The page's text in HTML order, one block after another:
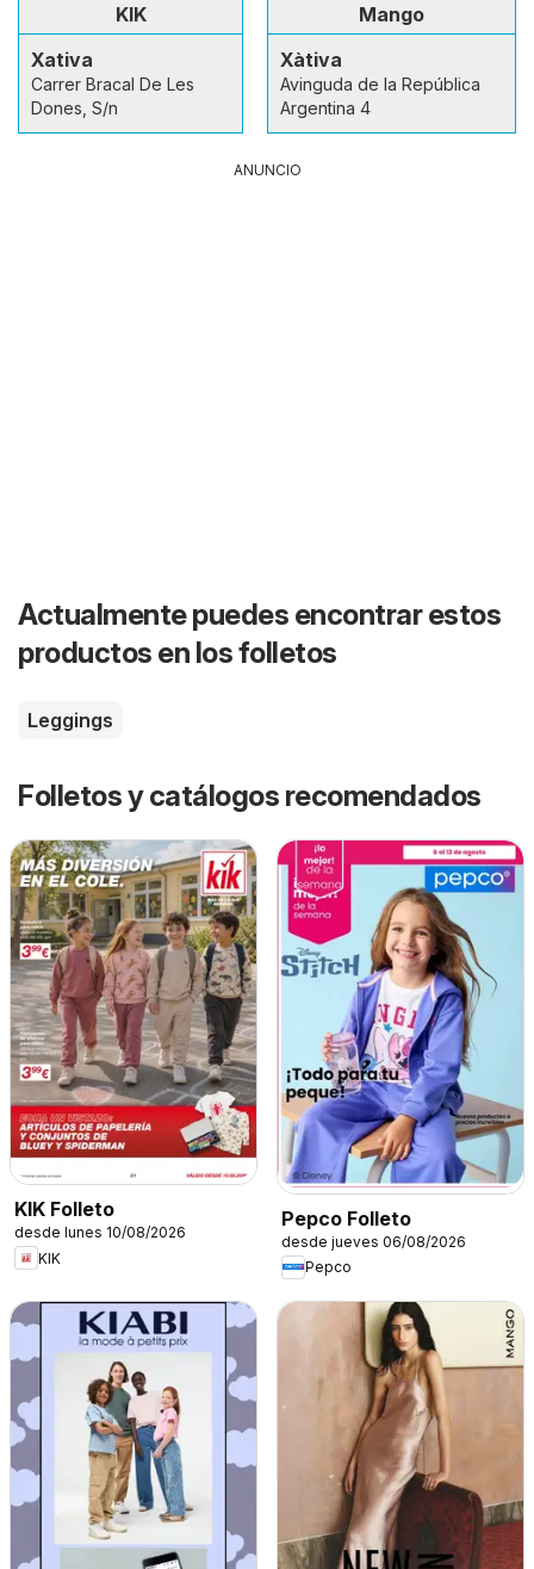
KIK
Xativa
Carrer Bracal De Les
Dones, S/n
Mango
Xàtiva
Avinguda de la República
Argentina 4
ANUNCIO
Actualmente puedes encontrar estos
productos en los folletos
Leggings
Folletos y catálogos recomendados
KIK Folleto
desde lunes 10/08/2026
KIK
Pepco Folleto
desde jueves 06/08/2026
Pepco